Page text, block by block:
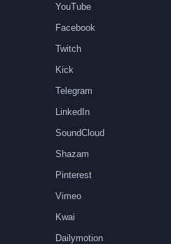
YouTube
Facebook
Twitch
Kick
Telegram
LinkedIn
SoundCloud
Shazam
Pinterest
Vimeo
Kwai
Dailymotion